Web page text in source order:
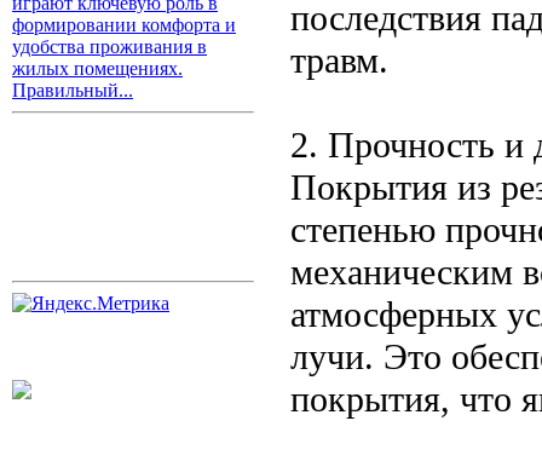
формировании комфорта и
удобства проживания в
жилых помещениях.
Правильный...
последствия
травм.
2. Прочность и
Покрытия из
степенью
механическим
атмосферных
лучи. Это
покрытия, что